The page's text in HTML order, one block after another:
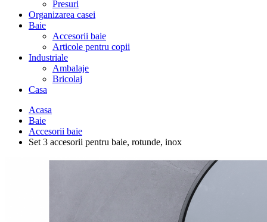
Presuri
Organizarea casei
Baie
Accesorii baie
Articole pentru copii
Industriale
Ambalaje
Bricolaj
Casa
Acasa
Baie
Accesorii baie
Set 3 accesorii pentru baie, rotunde, inox